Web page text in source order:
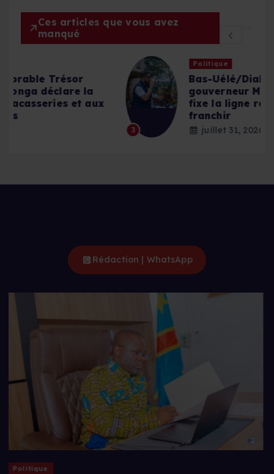
Ces articles que vous avez
manqué
Bas-Uélé/Dialogue en RDC : le
gouverneur Mike-David Mokeni,
fixe la ligne rouge à ne pas
juillet 31, 2026
Rédaction | WhatsApp
Politique